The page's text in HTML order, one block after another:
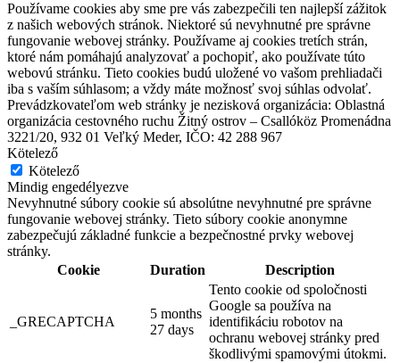
Používame cookies aby sme pre vás zabezpečili ten najlepší zážitok
z našich webových stránok. Niektoré sú nevyhnutné pre správne
fungovanie webovej stránky. Používame aj cookies tretích strán,
ktoré nám pomáhajú analyzovať a pochopiť, ako používate túto
webovú stránku. Tieto cookies budú uložené vo vašom prehliadači
iba s vaším súhlasom; a vždy máte možnosť svoj súhlas odvolať.
Prevádzkovateľom web stránky je nezisková organizácia: Oblastná
organizácia cestovného ruchu Žitný ostrov – Csallóköz Promenádna
3221/20, 932 01 Veľký Meder, IČO: 42 288 967
Kötelező
Kötelező
Mindig engedélyezve
Nevyhnutné súbory cookie sú absolútne nevyhnutné pre správne
fungovanie webovej stránky. Tieto súbory cookie anonymne
zabezpečujú základné funkcie a bezpečnostné prvky webovej
stránky.
Cookie
Duration Description
_GRECAPTCHA
5 months
27 days
Tento cookie od spoločnosti
Google sa používa na
identifikáciu robotov na
ochranu webovej stránky pred
škodlivými spamovými útokmi.